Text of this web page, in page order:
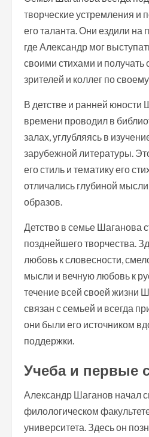
творческие устремления и
его таланта. Они ездили на
где Александр мог
своими стихами и получать
зрителей и коллег по
В детстве и ранней юности
времени проводил в
залах, углубляясь в
зарубежной литературы.
его стиль и тематику его
отличались глубиной
образов.
Детство в семье Шаганова
позднейшего творчества.
любовь к словесности,
мысли и вечную любовь к
течение всей своей жизни
связан с семьей и всегда
они были его источником
поддержки.
Учеба и первые
Александр Шаганов начал
филологическом
университета. Здесь он